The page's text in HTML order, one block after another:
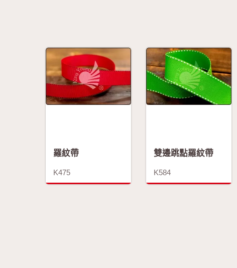
羅紋帶
K475
雙邊跳點羅紋帶
K584